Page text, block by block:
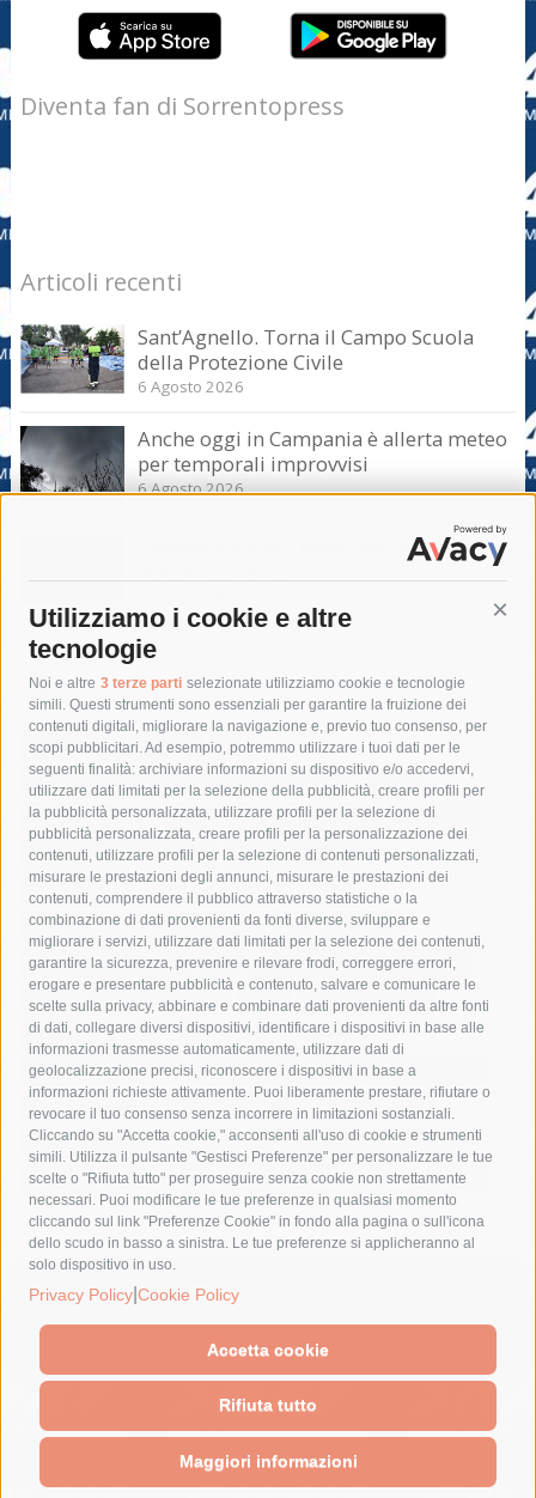
Utilizziamo i cookie e altre
tecnologie
Noi e altre 3 terze parti selezionate utilizziamo cookie e tecnologie
simili. Questi strumenti sono essenziali per garantire la fruizione dei
contenuti digitali, migliorare la navigazione e, previo tuo consenso, per
scopi pubblicitari. Ad esempio, potremmo utilizzare i tuoi dati per le
seguenti finalità: archiviare informazioni su dispositivo e/o accedervi,
utilizzare dati limitati per la selezione della pubblicità, creare profili per
la pubblicità personalizzata, utilizzare profili per la selezione di
pubblicità personalizzata, creare profili per la personalizzazione dei
contenuti, utilizzare profili per la selezione di contenuti personalizzati,
misurare le prestazioni degli annunci, misurare le prestazioni dei
contenuti, comprendere il pubblico attraverso statistiche o la
combinazione di dati provenienti da fonti diverse, sviluppare e
migliorare i servizi, utilizzare dati limitati per la selezione dei contenuti,
garantire la sicurezza, prevenire e rilevare frodi, correggere errori,
erogare e presentare pubblicità e contenuto, salvare e comunicare le
scelte sulla privacy, abbinare e combinare dati provenienti da altre fonti
di dati, collegare diversi dispositivi, identificare i dispositivi in base alle
informazioni trasmesse automaticamente, utilizzare dati di
geolocalizzazione precisi, riconoscere i dispositivi in base a
informazioni richieste attivamente. Puoi liberamente prestare, rifiutare o
revocare il tuo consenso senza incorrere in limitazioni sostanziali.
Cliccando su "Accetta cookie," acconsenti all'uso di cookie e strumenti
simili. Utilizza il pulsante "Gestisci Preferenze" per personalizzare le tue
scelte o "Rifiuta tutto" per proseguire senza cookie non strettamente
necessari. Puoi modificare le tue preferenze in qualsiasi momento
cliccando sul link "Preferenze Cookie" in fondo alla pagina o sull'icona
dello scudo in basso a sinistra. Le tue preferenze si applicheranno al
solo dispositivo in uso.
Privacy Policy Cookie Policy
Accetta cookie
Rifiuta tutto
Maggiori informazioni
Diventa fan di Sorrentopress
Articoli recenti
Sant’Agnello. Torna il Campo Scuola
della Protezione Civile
6 Agosto 2026
Anche oggi in Campania è allerta meteo
per temporali improvvisi
6 Agosto 2026
Domani e sabato interrotta la linea Eav
Tag
acqua allerta meteo
anas
area marina protetta di punta campanella
arresto
Asl Napoli 3 sud
capitaneria di porto capri
carabinieri
castellammare di stabia
circumvesuviana
comune di sorrento
concerto
contagi
costiera amalfitana
covid-19 eav
elezioni
fondazione sorrento
gori guardia costiera
incidente
lavori
lorenzo balducelli mare
massa lubrense
massimo coppola
Meta napoli
ordinanza
penisola sorrentina
piano di sorrento
polizia municipale
protezione civile
Regione Campania
sant'agnello
sindaco cuomo
sorrento studenti temporali
treni
turismo
Vico Equense villa fiorentino vincenzo de luca
© 2015 SorrentoPress. All rights reserved.
Il giornale online della Penisola Sorrentina
Cookie Policy